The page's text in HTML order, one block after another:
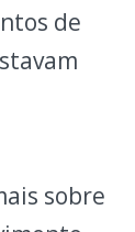
de
sobre